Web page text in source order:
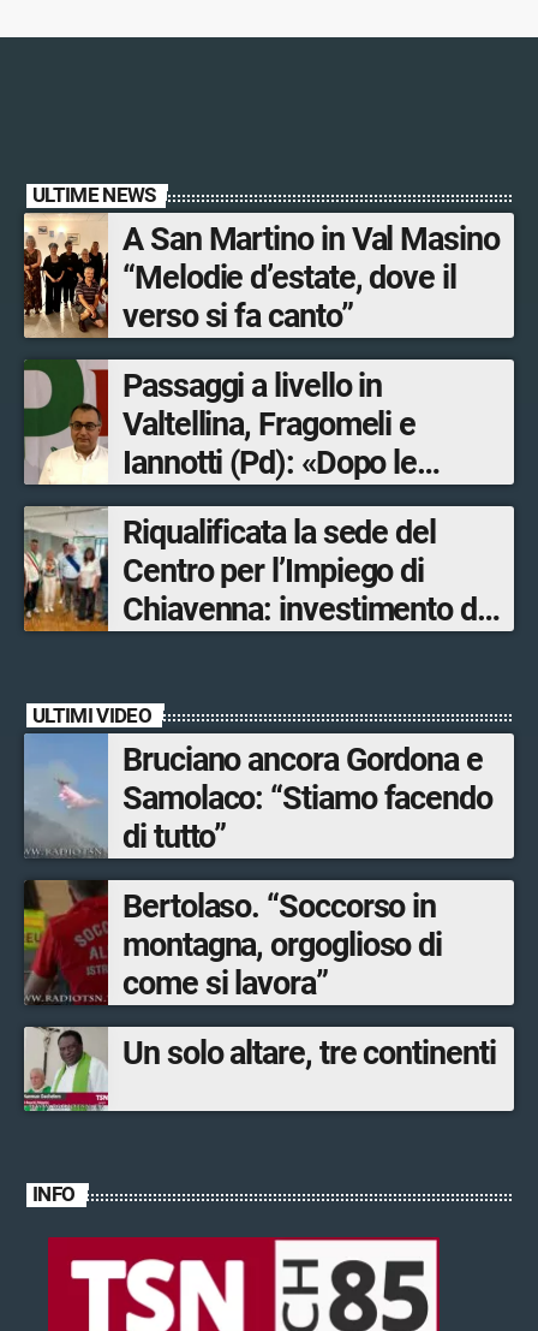
ULTIME NEWS
A San Martino in Val Masino
“Melodie d’estate, dove il
verso si fa canto”
Passaggi a livello in
Valtellina, Fragomeli e
Iannotti (Pd): «Dopo le
Olimpiadi solo un terzo delle
opere sostitutive sarà
ultimato entro il 2026»
Riqualificata la sede del
Centro per l’Impiego di
Chiavenna: investimento da
ULTIMI VIDEO
Bruciano ancora Gordona e
Samolaco: “Stiamo facendo
di tutto”
Bertolaso. “Soccorso in
montagna, orgoglioso di
come si lavora”
Un solo altare, tre continenti
INFO